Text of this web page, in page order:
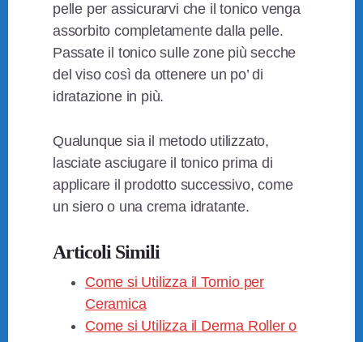
pelle per assicurarvi che il tonico venga
assorbito completamente dalla pelle.
Passate il tonico sulle zone più secche
del viso così da ottenere un po’ di
idratazione in più.
Qualunque sia il metodo utilizzato,
lasciate asciugare il tonico prima di
applicare il prodotto successivo, come
un siero o una crema idratante.
Articoli Simili
Come si Utilizza il Tornio per
Ceramica
Come si Utilizza il Derma Roller o